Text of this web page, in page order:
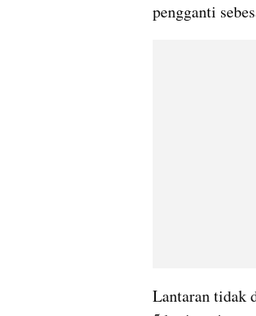
pengganti
Lantaran tidak